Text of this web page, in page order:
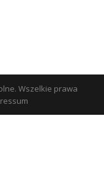
Wszelkie prawa